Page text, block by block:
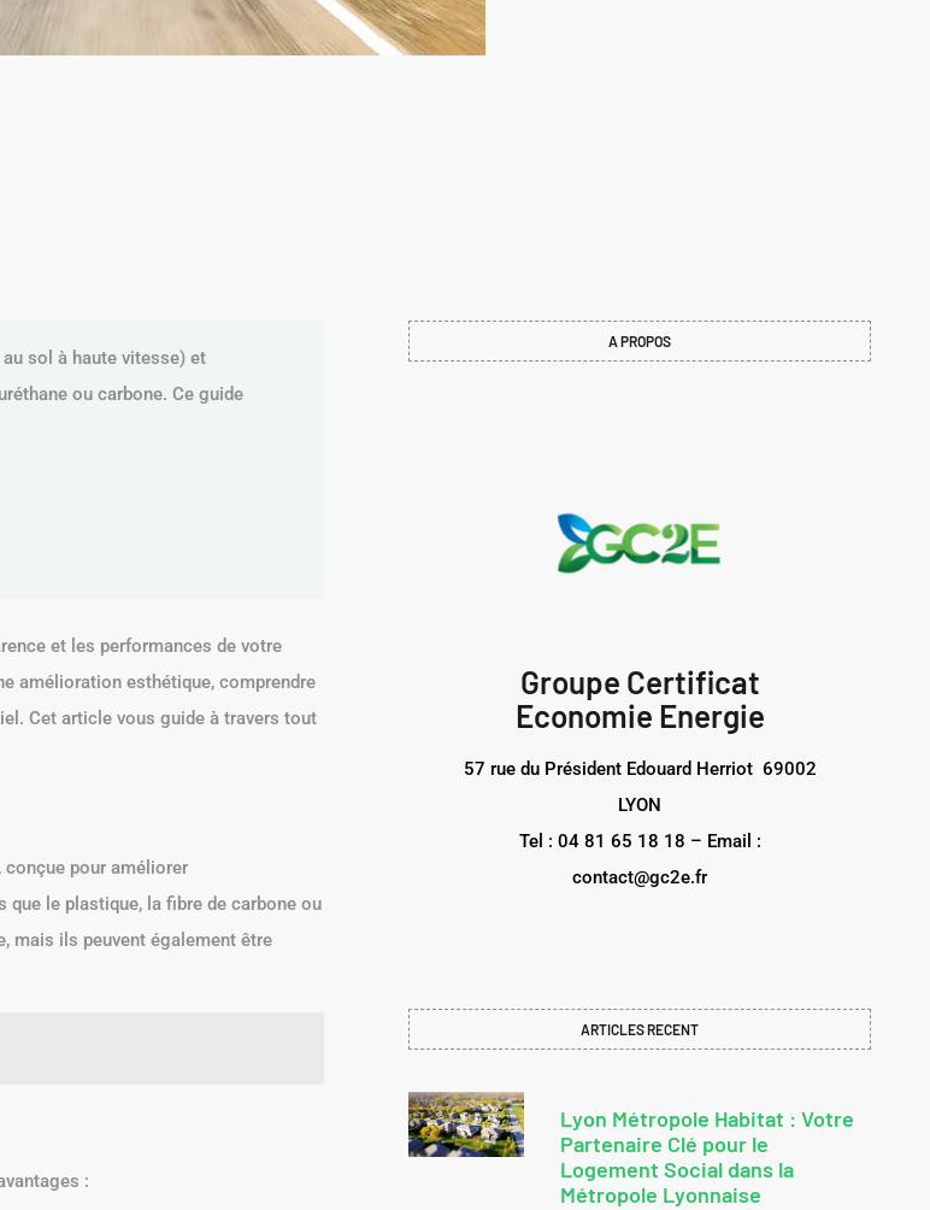
sol à haute vitesse) et
ou carbone. Ce guide
et les performances de votre
amélioration esthétique, comprendre
Cet article vous guide à travers tout
conçue pour améliorer
que le plastique, la fibre de carbone ou
mais ils peuvent également être
:
A PROPOS
Groupe Certificat
Economie Energie
57 rue du Président Edouard Herriot 69002
LYON
Tel : 04 81 65 18 18 – Email :
contact@gc2e.fr
ARTICLES RECENT
Lyon Métropole Habitat : Votre
Partenaire Clé pour le
Logement Social dans la
Métropole Lyonnaise